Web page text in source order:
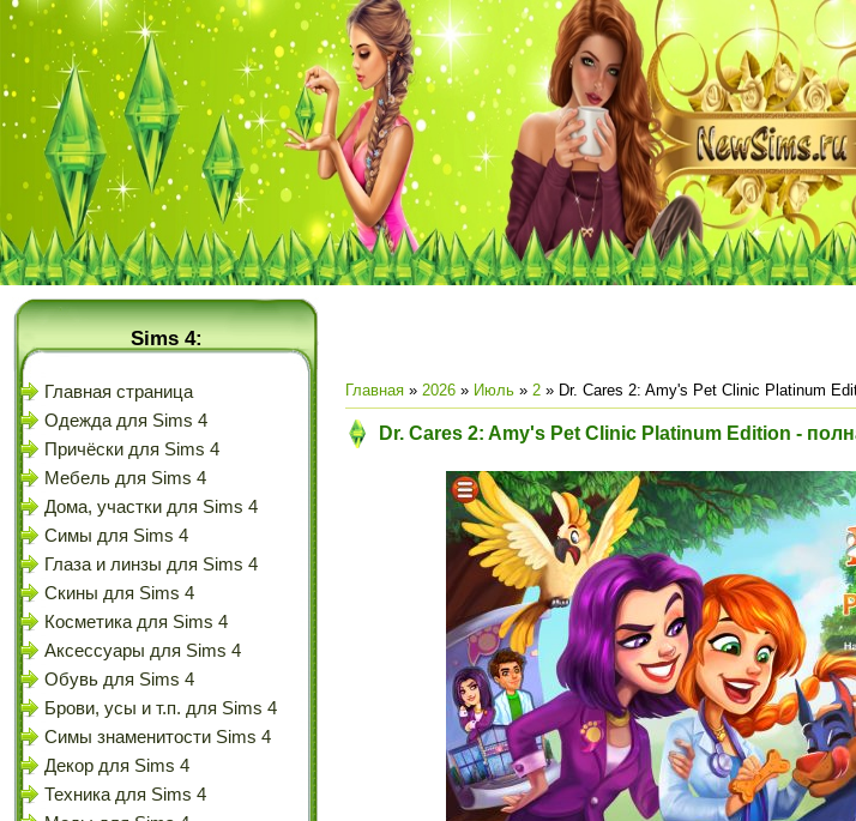
Sims 4:
Главная страница
Одежда для Sims 4
Причёски для Sims 4
Мебель для Sims 4
Дома, участки для Sims 4
Симы для Sims 4
Глаза и линзы для Sims 4
Скины для Sims 4
Косметика для Sims 4
Аксессуары для Sims 4
Обувь для Sims 4
Брови, усы и т.п. для Sims 4
Симы знаменитости Sims 4
Декор для Sims 4
Техника для Sims 4
Главная » 2026 » Июль » 2 » Dr. Cares 2: Amy's Pet Clinic Platinum
Dr. Cares 2: Amy's Pet Clinic Platinum Edition -